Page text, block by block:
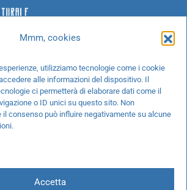
Mmm, cookies
utilizziamo tecnologie come i cookie
alle informazioni del dispositivo. Il
ci permetterà di elaborare dati come il
o ID unici su questo sito. Non
consenso può influire negativamente su alcune
Accetta